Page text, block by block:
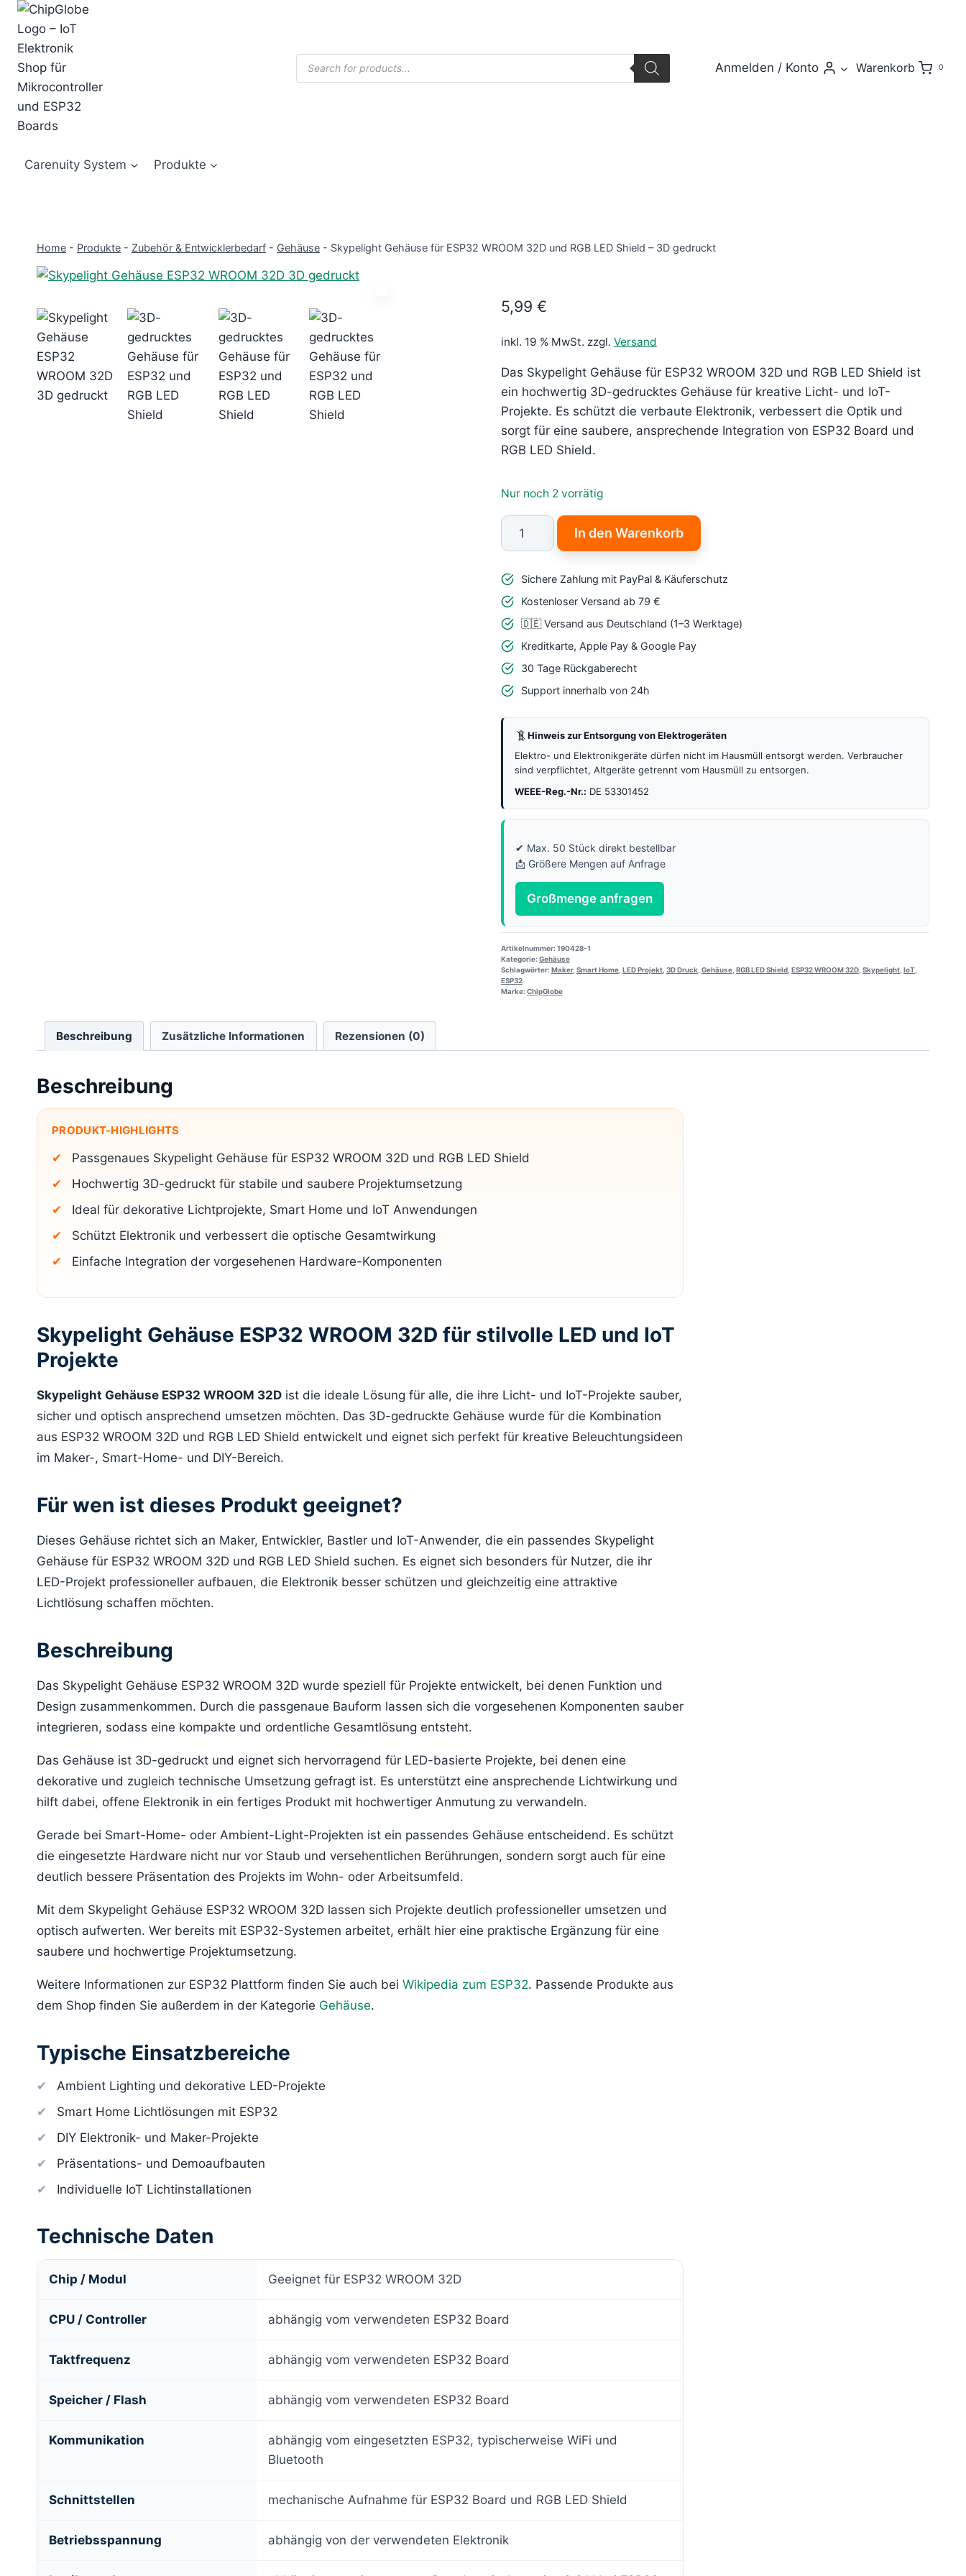
Zum
Inhalt
springen
Products
search
Anmelden / Konto Warenkorb 0
Carenuity System Produkte
Home - Produkte - Zubehör & Entwicklerbedarf - Gehäuse - Skypelight Gehäuse für ESP32 WROOM 32D und RGB LED Shield – 3D gedruckt
5,99 €
inkl. 19 % MwSt. zzgl. Versand
Das Skypelight Gehäuse für ESP32 WROOM 32D und RGB LED Shield ist
ein hochwertig 3D-gedrucktes Gehäuse für kreative Licht- und IoT-
Projekte. Es schützt die verbaute Elektronik, verbessert die Optik und
sorgt für eine saubere, ansprechende Integration von ESP32 Board und
RGB LED Shield.
Nur noch 2 vorrätig
Skypelight
Gehäuse
ESP32
WROOM
32D
und
RGB
LED
Shield
–
gedruckt
Menge
In den Warenkorb
Sichere Zahlung mit PayPal & Käuferschutz
Kostenloser Versand ab 79 €
🇩🇪 Versand aus Deutschland (1–3 Werktage)
Kreditkarte, Apple Pay & Google Pay
30 Tage Rückgaberecht
Support innerhalb von 24h
Hinweis zur Entsorgung von Elektrogeräten
Elektro- und Elektronikgeräte dürfen nicht im Hausmüll entsorgt werden. Verbraucher
sind verpflichtet, Altgeräte getrennt vom Hausmüll zu entsorgen.
WEEE-Reg.-Nr.: DE 53301452
✔ Max. 50 Stück direkt bestellbar
📩 Größere Mengen auf Anfrage
Großmenge anfragen
Artikelnummer:190428-1
Kategorie:Gehäuse
Schlagwörter:Maker, Smart Home, LED Projekt, 3D Druck Gehäuse, RGB LED Shield, ESP32 WROOM 32D, Skypelight, IoT,
ESP32
Marke:ChipGlobe
Beschreibung Zusätzliche Informationen Rezensionen (0)
Beschreibung
PRODUKT-HIGHLIGHTS
Passgenaues Skypelight Gehäuse für ESP32 WROOM 32D und RGB LED Shield
Hochwertig 3D-gedruckt für stabile und saubere Projektumsetzung
Ideal für dekorative Lichtprojekte, Smart Home und IoT Anwendungen
Schützt Elektronik und verbessert die optische Gesamtwirkung
Einfache Integration der vorgesehenen Hardware-Komponenten
Skypelight Gehäuse ESP32 WROOM 32D für stilvolle LED und IoT
Projekte
Skypelight Gehäuse ESP32 WROOM 32D ist die ideale Lösung für alle, die ihre Licht- und IoT-Projekte sauber,
sicher und optisch ansprechend umsetzen möchten. Das 3D-gedruckte Gehäuse wurde für die Kombination
aus ESP32 WROOM 32D und RGB LED Shield entwickelt und eignet sich perfekt für kreative Beleuchtungsideen
im Maker-, Smart-Home- und DIY-Bereich.
Für wen ist dieses Produkt geeignet?
Dieses Gehäuse richtet sich an Maker, Entwickler, Bastler und IoT-Anwender, die ein passendes Skypelight
Gehäuse für ESP32 WROOM 32D und RGB LED Shield suchen. Es eignet sich besonders für Nutzer, die ihr
LED-Projekt professioneller aufbauen, die Elektronik besser schützen und gleichzeitig eine attraktive
Lichtlösung schaffen möchten.
Beschreibung
Das Skypelight Gehäuse ESP32 WROOM 32D wurde speziell für Projekte entwickelt, bei denen Funktion und
Design zusammenkommen. Durch die passgenaue Bauform lassen sich die vorgesehenen Komponenten sauber
integrieren, sodass eine kompakte und ordentliche Gesamtlösung entsteht.
Das Gehäuse ist 3D-gedruckt und eignet sich hervorragend für LED-basierte Projekte, bei denen eine
dekorative und zugleich technische Umsetzung gefragt ist. Es unterstützt eine ansprechende Lichtwirkung und
hilft dabei, offene Elektronik in ein fertiges Produkt mit hochwertiger Anmutung zu verwandeln.
Gerade bei Smart-Home- oder Ambient-Light-Projekten ist ein passendes Gehäuse entscheidend. Es schützt
die eingesetzte Hardware nicht nur vor Staub und versehentlichen Berührungen, sondern sorgt auch für eine
deutlich bessere Präsentation des Projekts im Wohn- oder Arbeitsumfeld.
Mit dem Skypelight Gehäuse ESP32 WROOM 32D lassen sich Projekte deutlich professioneller umsetzen und
optisch aufwerten. Wer bereits mit ESP32-Systemen arbeitet, erhält hier eine praktische Ergänzung für eine
saubere und hochwertige Projektumsetzung.
Weitere Informationen zur ESP32 Plattform finden Sie auch bei Wikipedia zum ESP32. Passende Produkte aus
dem Shop finden Sie außerdem in der Kategorie Gehäuse.
Typische Einsatzbereiche
Ambient Lighting und dekorative LED-Projekte
Smart Home Lichtlösungen mit ESP32
DIY Elektronik- und Maker-Projekte
Präsentations- und Demoaufbauten
Individuelle IoT Lichtinstallationen
Technische Daten
Chip / Modul Geeignet für ESP32 WROOM 32D
CPU / Controller abhängig vom verwendeten ESP32 Board
Taktfrequenz abhängig vom verwendeten ESP32 Board
Speicher / Flash abhängig vom verwendeten ESP32 Board
Kommunikation
abhängig vom eingesetzten ESP32, typischerweise WiFi und
Bluetooth
Schnittstellen mechanische Aufnahme für ESP32 Board und RGB LED Shield
Betriebsspannung abhängig von der verwendeten Elektronik